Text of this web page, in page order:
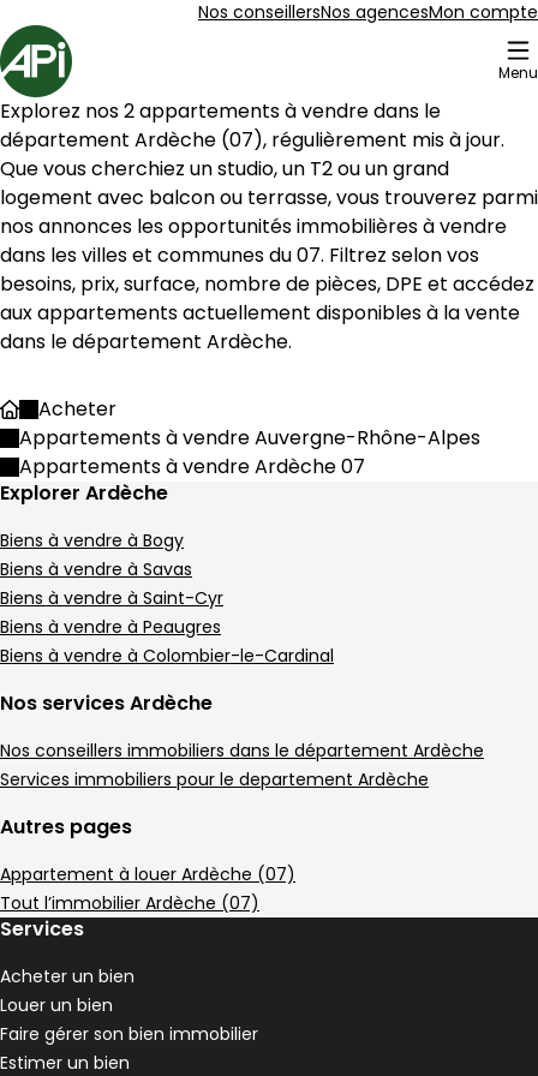
Nos conseillersNos agencesMon compte
Accueil
Menu
73 Appartements à vendre Ardèche 07
186 m² 4 pièces Condrieu
Aller à l'image1
Aller à l'image2
Aller à l'image3
Aller à l'image4
Aller à l'image5
450 000 €
Condrieu - 69420
Appartement • 4 pièces • 186 m²
3 chambres 2 Terrasses
,
Terrain 39 m²
107 m² 5 pièces Saint-Clair-
Aller à l'image1
Aller à l'image 2
Aller à l'image 3
Aller à l'image 4
Aller à l'image5
239 000 €
Saint-Clair-du-Rhône - 38370
Appartement • 5 pièces • 107 m²
Explorez nos 2 appartements à vendre dans le
département Ardèche (07), régulièrement mis à jour.
Que vous cherchiez un studio, un T2 ou un grand
logement avec balcon ou terrasse, vous trouverez parmi
nos annonces les opportunités immobilières à vendre
dans les villes et communes du 07. Filtrez selon vos
besoins, prix, surface, nombre de pièces, DPE et accédez
aux appartements actuellement disponibles à la vente
dans le département Ardèche.
AccueilAcheter
Appartements à vendre Auvergne-Rhône-Alpes
Appartements à vendre Ardèche 07
Explorer Ardèche
Biens à vendre à Bogy
Biens à vendre à Savas
Biens à vendre à Saint-Cyr
Biens à vendre à Peaugres
Biens à vendre à Colombier-le-Cardinal
Nos services Ardèche
Nos conseillers immobiliers dans le département Ardèche
Services immobiliers pour le departement Ardèche
Autres pages
Appartement à louer Ardèche (07)
Tout l’immobilier Ardèche (07)
Services
Acheter un bien
Louer un bien
Faire gérer son bien immobilier
Estimer un bien